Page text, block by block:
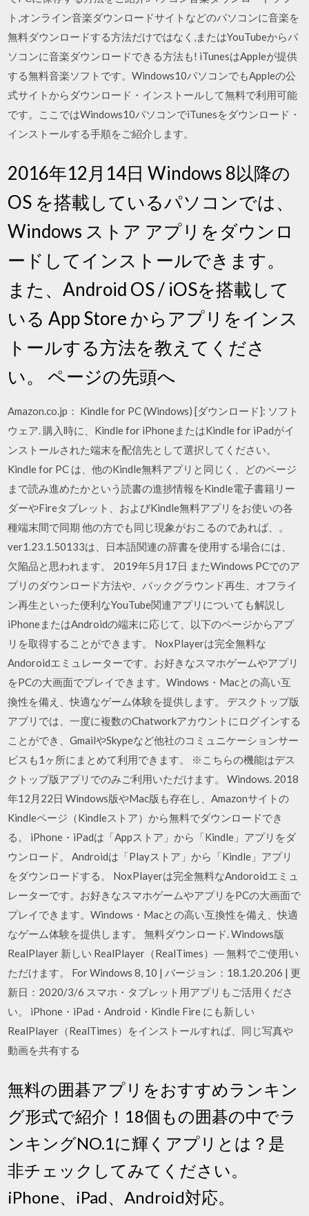
ト,オンライン音楽ダウンロードサイトなどのパソコンに音楽を
無料ダウンロードする方法だけではなく,またはYouTubeからパ
ソコンに音楽ダウンロードできる方法も! iTunesはAppleが提供
する無料音楽ソフトです。Windows10パソコンでもAppleの公
式サイトからダウンロード・インストールして無料で利用可能
です。ここではWindows10パソコンでiTunesをダウンロード・
インストールする手順をご紹介します。
2016年12月14日 Windows 8以降の
OS を搭載しているパソコンでは、
Windows ストア アプリをダウンロ
ードしてインストールできます。
また、Android OS / iOSを搭載して
いる App Store からアプリをインス
トールする方法を教えてくださ
い。 ページの先頭へ
Amazon.co.jp： Kindle for PC (Windows) [ダウンロード]: ソフト
ウェア. 購入時に、Kindle for iPhoneまたはKindle for iPadがイ
ンストールされた端末を配信先として選択してください。
Kindle for PC は、他のKindle無料アプリと同じく、どのページ
まで読み進めたかという読書の進捗情報をKindle電子書籍リー
ダーやFireタブレット、およびKindle無料アプリをお使いの各
種端末間で同期 他の方でも同じ現象がおこるのであれば、。
ver1.23.1.50133は、日本語関連の辞書を使用する場合には、
欠陥品と思われます。 2019年5月17日 またWindows PCでのア
プリのダウンロード方法や、バックグラウンド再生、オフライ
ン再生といった便利なYouTube関連アプリについても解説し
iPhoneまたはAndroidの端末に応じて、以下のページからアプ
リを取得することができます。 NoxPlayerは完全無料な
Andoroidエミュレーターです。お好きなスマホゲームやアプリ
をPCの大画面でプレイできます。Windows・Macとの高い互
換性を備え、快適なゲーム体験を提供します。 デスクトップ版
アプリでは、一度に複数のChatworkアカウントにログインする
ことができ、GmailやSkypeなど他社のコミュニケーションサー
ビスも1ヶ所にまとめて利用できます。 ※こちらの機能はデス
クトップ版アプリでのみご利用いただけます。 Windows. 2018
年12月22日 Windows版やMac版も存在し、Amazonサイトの
Kindleページ（Kindleストア）から無料でダウンロードでき
る。 iPhone・iPadは「Appストア」から「Kindle」アプリをダ
ウンロード。 Androidは「Playストア」から「Kindle」アプリ
をダウンロードする。 NoxPlayerは完全無料なAndoroidエミュ
レーターです。お好きなスマホゲームやアプリをPCの大画面で
プレイできます。Windows・Macとの高い互換性を備え、快適
なゲーム体験を提供します。 無料ダウンロード. Windows版
RealPlayer 新しい RealPlayer（RealTimes）― 無料でご使用い
ただけます。 For Windows 8, 10 | バージョン：18.1.20.206 | 更
新日：2020/3/6 スマホ・タブレット用アプリもご活用くださ
い。 iPhone・iPad・Android・Kindle Fire にも新しい
RealPlayer（RealTimes）をインストールすれば、同じ写真や
動画を共有する
無料の囲碁アプリをおすすめランキン
グ形式で紹介！18個もの囲碁の中でラ
ンキングNO.1に輝くアプリとは？是
非チェックしてみてください。
iPhone、iPad、Android対応。